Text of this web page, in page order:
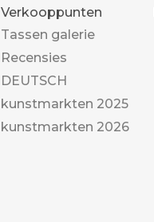
Verkooppunten
Tassen galerie
Recensies
DEUTSCH
kunstmarkten 2025
kunstmarkten 2026